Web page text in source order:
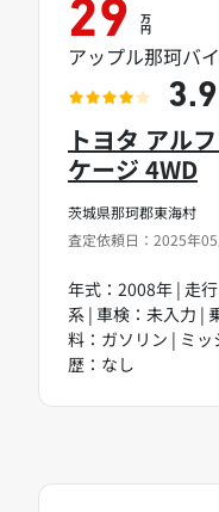
茨城県那珂郡東海村
査定依頼日：2025年
トヨタ アル
ケージ 4WD
年式：2008年 | 走
系 | 車検：未入力 |
料：ガソリン | ミ
歴：なし
29 万
円
アップル那珂バ
3.9